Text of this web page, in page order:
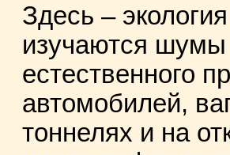
Здесь –
изучаются шумы
естественного
автомобилей,
тоннелях и на